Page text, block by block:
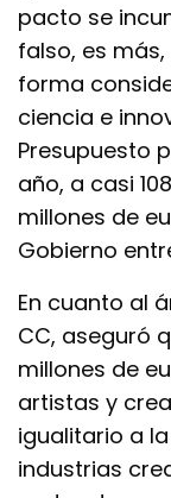
pacto se
falso, es
forma
ciencia e
Presupuesto
año, a casi
millones de
Gobierno
En cuanto al
CC, aseguró
millones de
artistas y
igualitario a
industrias